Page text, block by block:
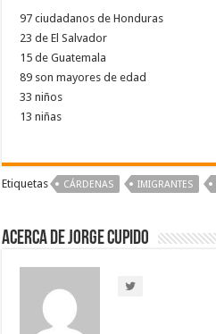
97 ciudadanos de Honduras
23 de El Salvador
15 de Guatemala
89 son mayores de edad
33 niños
13 niñas
Etiquetas CÁRDENAS IMIGRANTES
Acerca de Jorge Cupido